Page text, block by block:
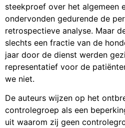
steekproef over het algemeen
ondervonden gedurende de
retrospectieve analyse. Maar
slechts een fractie van de
jaar door de dienst werden
representatief voor de
we niet.
De auteurs wijzen op het
controlegroep als een
uit waarom zij geen